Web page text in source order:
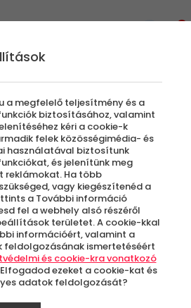
masszázs
V. kerület
a megfelelő teljesítmény és a
biztosításához, valamint
kéri a cookie-k
felek közösségimédia- és
használatával biztosítunk
és jelenítünk meg
reklámokat. Ha több
vagy kiegészítenéd a
a További információ
fel a webhely alsó részéről
területet. A cookie-kkal
információért, valamint a
feldolgozásának ismertetéséért
és cookie-kra vonatkozó
Elfogadod ezeket a cookie-kat és
adatok feldolgozását?